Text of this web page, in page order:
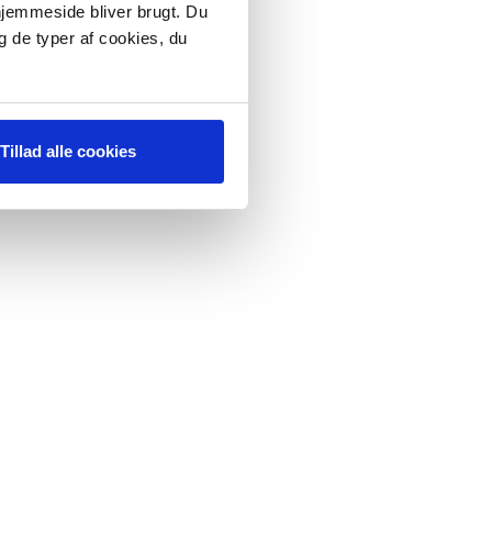
bliver brugt. Du
de typer af cookies, du
Tillad alle cookies